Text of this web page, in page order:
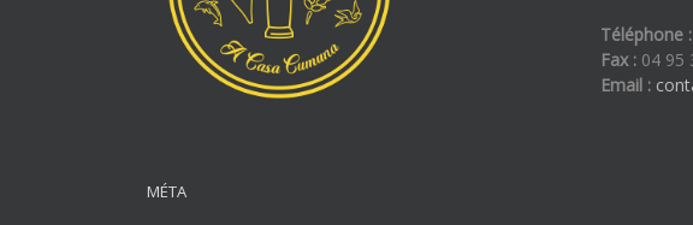
MÉTA
Téléphone :
Fax :04 95
Email :